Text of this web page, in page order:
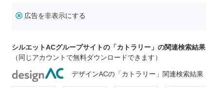
広告を非表示にする
シルエットACグループサイトの「カトラリー」の関連検索結果
（同じアカウントで無料ダウンロードできます）
デザインACの「カトラリー」関連検索結果